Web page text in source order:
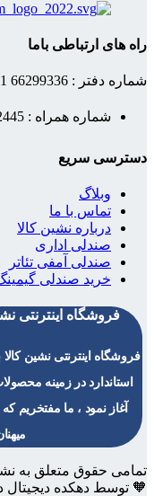
راه های ارتباطی باما
شماره دفتر : 66299336 021
شماره همراه : 09374142445
دسترسی سریع
وبلاگ
تماس با ما
درباره نشین کالا
صندلی اداری
صندلی آمفی تئاتر
خرید صندلی
فروشگاه اینترنتی
فروشگاه اینترنتی نشین
آغاز نمود ، ما مفتخریم
تمامی حقوق متعلق به
🧡 توسط دهکده دیجیتال